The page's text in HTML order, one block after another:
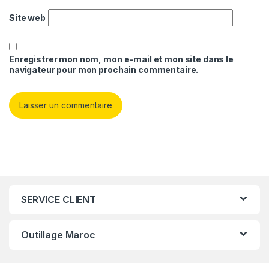
Site web
Enregistrer mon nom, mon e-mail et mon site dans le
navigateur pour mon prochain commentaire.
SERVICE CLIENT
Outillage Maroc